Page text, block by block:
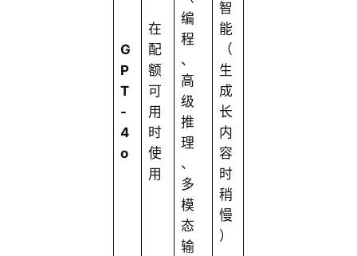
G
P
T
-
4
o
在
配
额
可
用
时
使
用
编
程
、
高
级
推
理
、
多
模
态
输
智
能
（
生
成
长
内
容
时
稍
慢
）